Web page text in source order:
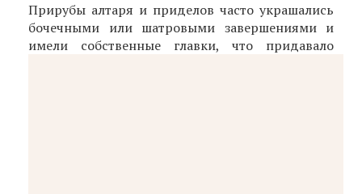
Прирубы алтаря и приделов часто украшались
бочечными или шатровыми завершениями и
имели собственные главки, что придавало